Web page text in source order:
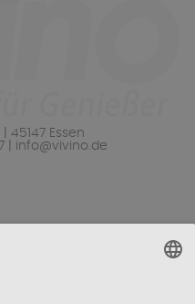
45147 Essen
| info@vivino.de